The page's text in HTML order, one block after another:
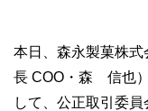
本日、森永製菓株
長 COO・森 信也
して、公正取引委